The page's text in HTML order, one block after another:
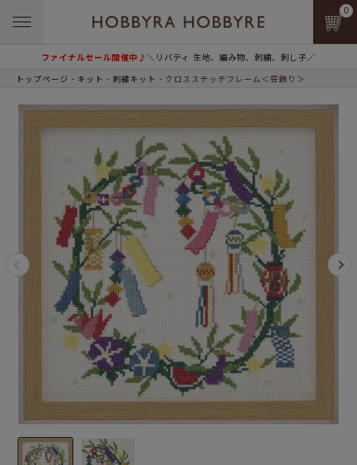
ファイナルセール開催中♪＼リバティ 生地、編み物、刺繍、刺し子／
0
トップページ キット 刺繍キット クロスステッチフレーム＜笹飾り＞